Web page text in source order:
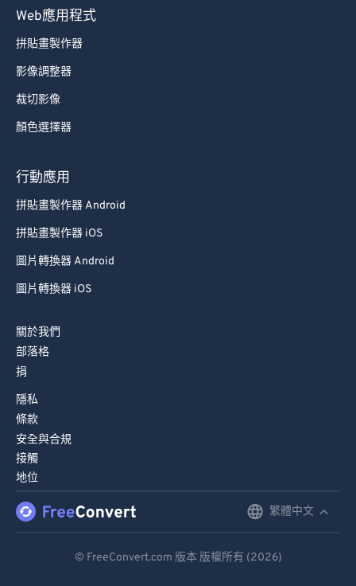
Web應用程式
拼貼畫製作器
影像調整器
裁切影像
顏色選擇器
行動應用
拼貼畫製作器 Android
拼貼畫製作器 iOS
圖片轉換器 Android
圖片轉換器 iOS
關於我們
部落格
捐
隱私
條款
安全與合規
接觸
地位
繁體中文
© FreeConvert.com 版本 版權所有 (2026)